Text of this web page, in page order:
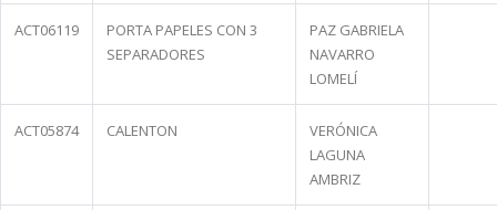
ACT06119
PORTA PAPELES CON 3
SEPARADORES
PAZ GABRIELA
NAVARRO
LOMELÍ
ACT05874 CALENTON
VERÓNICA
LAGUNA
AMBRIZ